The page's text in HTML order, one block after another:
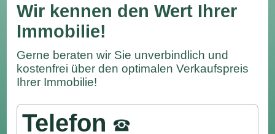
Wir kennen den Wert Ihrer
Immobilie!
Gerne beraten wir Sie unverbindlich und
kostenfrei über den optimalen Verkaufspreis
Ihrer Immobilie!
Telefon